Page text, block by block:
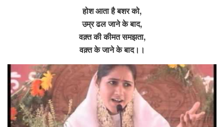
होश आता है बशर को,
उम्र ढल जाने के बाद,
वक़्त की कीमत समझता,
वक़्त के जाने के बाद।।